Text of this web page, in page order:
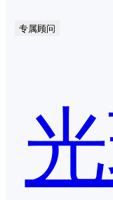
专属顾问